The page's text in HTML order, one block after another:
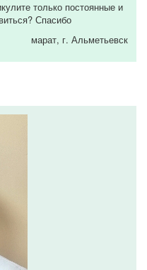
только постоянные и
Спасибо
марат, г. Альметьевск